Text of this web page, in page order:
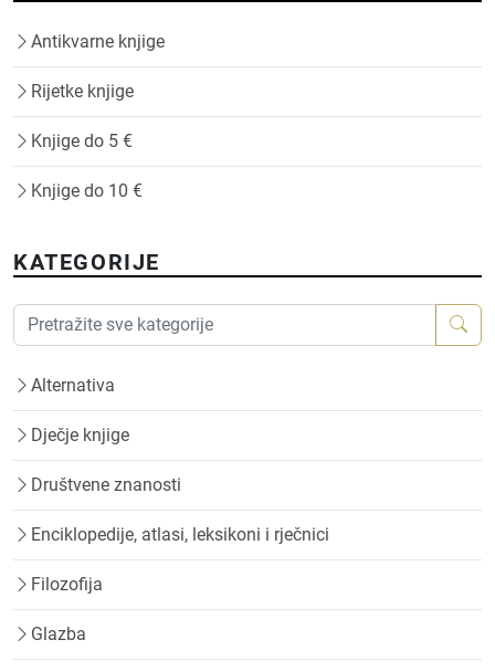
Antikvarne knjige
Rijetke knjige
Knjige do 5 €
Knjige do 10 €
KATEGORIJE
Alternativa
Dječje knjige
Društvene znanosti
Enciklopedije, atlasi, leksikoni i rječnici
Filozofija
Glazba